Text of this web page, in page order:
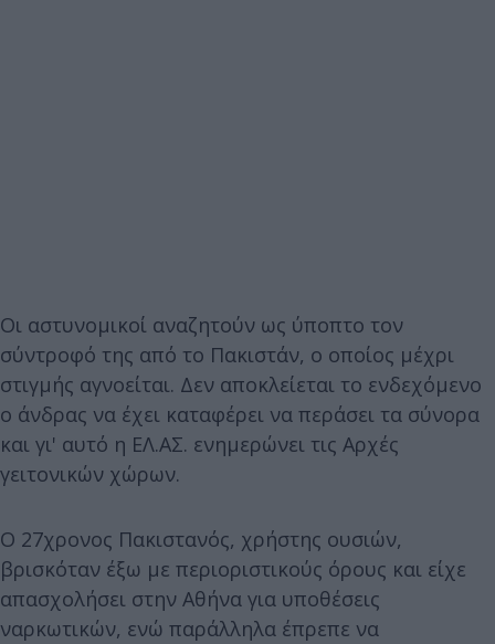
Οι αστυνομικοί αναζητούν ως ύποπτο τον
σύντροφό της από το Πακιστάν, ο οποίος μέχρι
στιγμής αγνοείται. Δεν αποκλείεται το ενδεχόμενο
ο άνδρας να έχει καταφέρει να περάσει τα σύνορα
και γι' αυτό η ΕΛ.ΑΣ. ενημερώνει τις Αρχές
γειτονικών χώρων.
Ο 27χρονος Πακιστανός, χρήστης ουσιών,
βρισκόταν έξω με περιοριστικούς όρους και είχε
απασχολήσει στην Αθήνα για υποθέσεις
ναρκωτικών, ενώ παράλληλα έπρεπε να